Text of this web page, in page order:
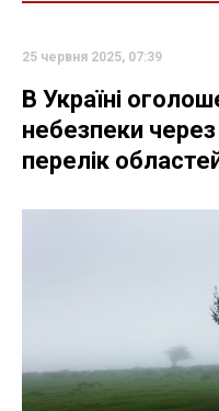
25 червня 2025, 07:39
В Україні
небезпеки через
перелік